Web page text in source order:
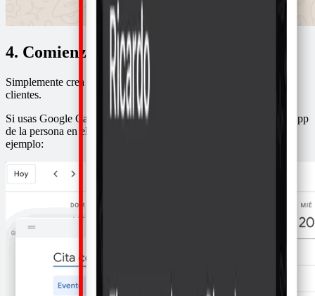
4. Comienza a llenar tu agenda
Simplemente crea eventos en tu agenda por cada cita con tus
clientes.
Si usas Google Calendar asegúrate de dejar el número de WhatsApp
de la persona en el título o descripción del evento. Te muestro un
ejemplo: